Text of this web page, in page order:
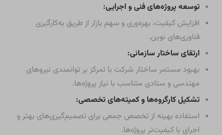
توسعه پروژه‌های فنی و اجرایی:
افزایش کیفیت، بهره‌وری و سهم بازار از طریق به‌کارگیری
فناوری‌های نوین.
ارتقای ساختار سازمانی:
بهبود مستمر ساختار شرکت با تمرکز بر توانمندی نیروهای
مهندسی و ستادی متناسب با نیاز پروژه‌ها.
تشکیل کارگروه‌ها و کمیته‌های تخصصی:
استفاده بهینه از تخصص جمعی برای تصمیم‌گیری‌های بهتر و
اجرای با کیفیت‌تر پروژه‌ها.